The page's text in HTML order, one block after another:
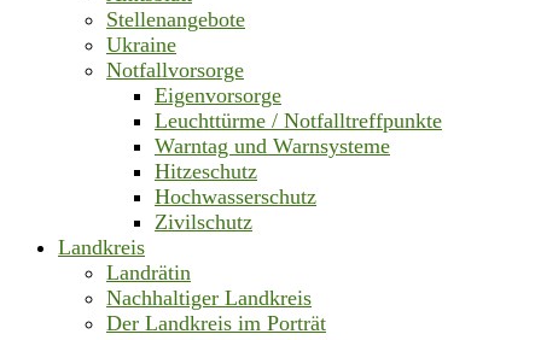
Stellenangebote
Ukraine
Notfallvorsorge
Eigenvorsorge
Leuchttürme / Notfalltreffpunkte
Warntag und Warnsysteme
Hitzeschutz
Hochwasserschutz
Zivilschutz
Landkreis
Landrätin
Nachhaltiger Landkreis
Der Landkreis im Porträt